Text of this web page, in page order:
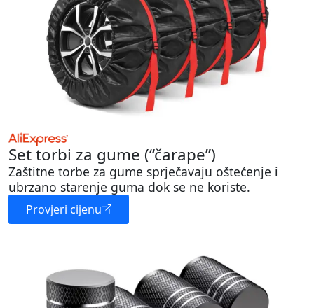
Set torbi za gume (“čarape”)
Zaštitne torbe za gume sprječavaju oštećenje i
ubrzano starenje guma dok se ne koriste.
Provjeri cijenu